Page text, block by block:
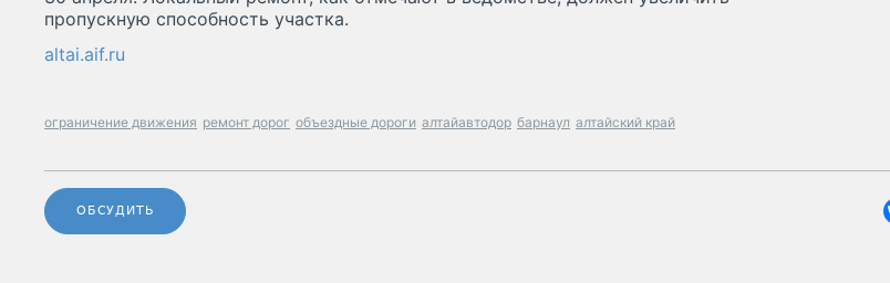
пропускную способность участка.
altai.aif.ru
ограничение движения ремонт дорог объездные дороги алтайавтодор барнаул алтайский край
ОБСУДИТЬ